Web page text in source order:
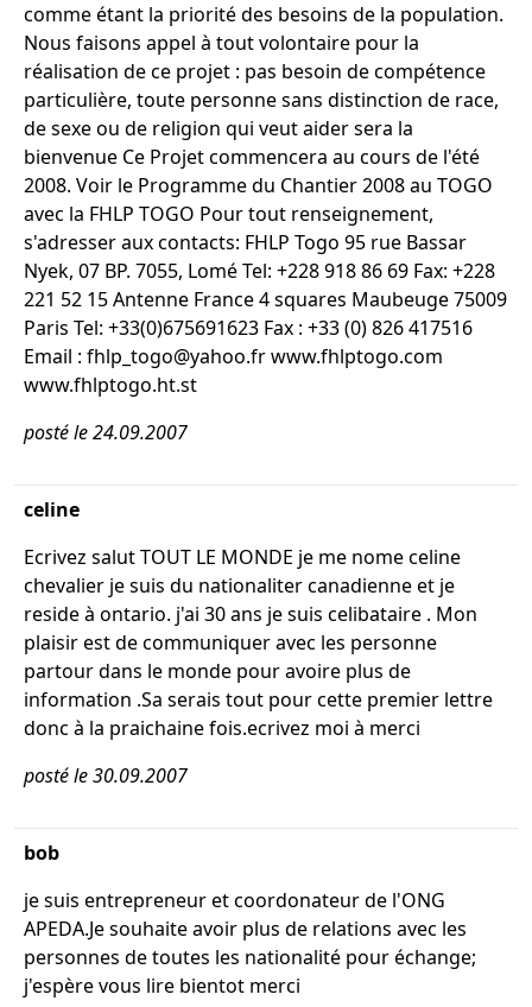
comme étant la priorité des besoins de la population.
Nous faisons appel à tout volontaire pour la
réalisation de ce projet : pas besoin de compétence
particulière, toute personne sans distinction de race,
de sexe ou de religion qui veut aider sera la
bienvenue Ce Projet commencera au cours de l'été
2008. Voir le Programme du Chantier 2008 au TOGO
avec la FHLP TOGO Pour tout renseignement,
s'adresser aux contacts: FHLP Togo 95 rue Bassar
Nyek, 07 BP. 7055, Lomé Tel: +228 918 86 69 Fax: +228
221 52 15 Antenne France 4 squares Maubeuge 75009
Paris Tel: +33(0)675691623 Fax : +33 (0) 826 417516
Email : fhlp_togo@yahoo.fr www.fhlptogo.com
www.fhlptogo.ht.st
posté le 24.09.2007
celine
Ecrivez salut TOUT LE MONDE je me nome celine
chevalier je suis du nationaliter canadienne et je
reside à ontario. j'ai 30 ans je suis celibataire . Mon
plaisir est de communiquer avec les personne
partour dans le monde pour avoire plus de
information .Sa serais tout pour cette premier lettre
donc à la praichaine fois.ecrivez moi à merci
posté le 30.09.2007
bob
je suis entrepreneur et coordonateur de l'ONG
APEDA.Je souhaite avoir plus de relations avec les
personnes de toutes les nationalité pour échange;
j'espère vous lire bientot merci